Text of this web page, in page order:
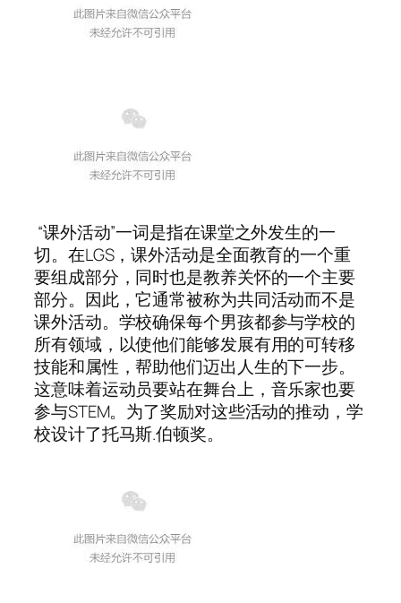
“课外活动”一词是指在课堂之外发生的一
切。在LGS，课外活动是全面教育的一个重
要组成部分，同时也是教养关怀的一个主要
部分。因此，它通常被称为共同活动而不是
课外活动。学校确保每个男孩都参与学校的
所有领域，以使他们能够发展有用的可转移
技能和属性，帮助他们迈出人生的下一步。
这意味着运动员要站在舞台上，音乐家也要
参与STEM。为了奖励对这些活动的推动，学
校设计了托马斯.伯顿奖。